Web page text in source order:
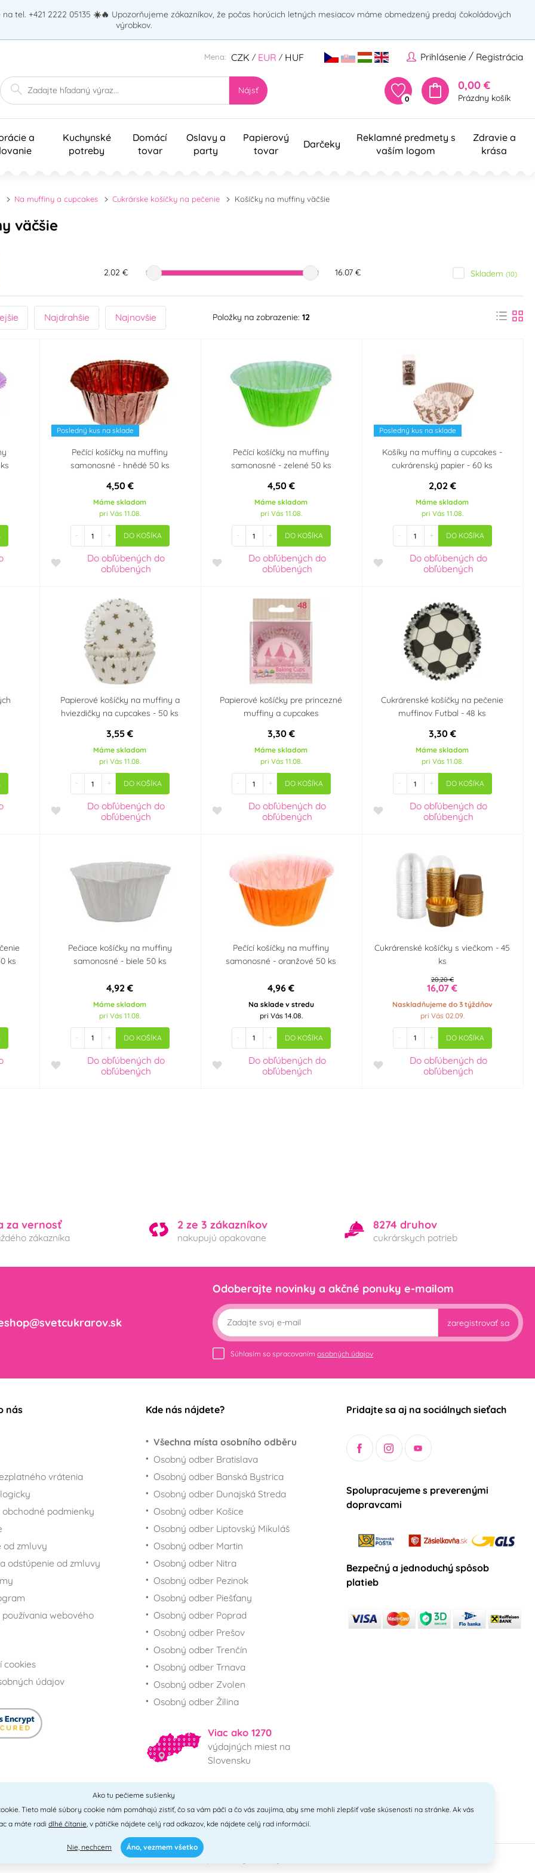
tel. +421 2222 05135 ☀️🔥 Upozorňujeme zákazníkov, že počas horúcich letných mesiacov máme obmedzený predaj čokoládových
výrobkov.
Prihlásenie / Registrácia
Mena: CZK / EUR / HUF
Nájsť
0
0,00 €
Prázdny košík
a
Kuchynské
potreby
Domácí
tovar
Oslavy a
party
Papierový
tovar
Darčeky
Reklamné predmety s
vaším logom
Zdravie a
krása
Na muffiny a cupcakes Cukrárske košíčky na pečenie Košíčky na muffiny väčšie
väčšie
2.02 € 16.07 € Skladem (10)
Najdrahšie Najnovšie Položky na zobrazenie: 12
Posledný kus na sklade
Pečící košíčky na muffiny
samonosné - hnědé 50 ks
4,50 €
Máme skladom
pri Vás 11.08.
- + DO KOŠÍKA
Do obľúbenýchdo
obľúbených
Pečící košíčky na muffiny
samonosné - zelené 50 ks
4,50 €
Máme skladom
pri Vás 11.08.
- + DO KOŠÍKA
Do obľúbenýchdo
obľúbených
Posledný kus na sklade
Košíky na muffiny a cupcakes -
cukrárenský papier - 60 ks
2,02 €
Máme skladom
pri Vás 11.08.
- + DO KOŠÍKA
Do obľúbenýchdo
obľúbených
Papierové košíčky na muffiny a
hviezdičky na cupcakes - 50 ks
3,55 €
Máme skladom
pri Vás 11.08.
- + DO KOŠÍKA
Do obľúbenýchdo
obľúbených
Papierové košíčky pre princezné
muffiny a cupcakes
3,30 €
Máme skladom
pri Vás 11.08.
- + DO KOŠÍKA
Do obľúbenýchdo
obľúbených
Cukrárenské košíčky na pečenie
muffinov Futbal - 48 ks
3,30 €
Máme skladom
pri Vás 11.08.
- + DO KOŠÍKA
Do obľúbenýchdo
obľúbených
ks
Pečiace košíčky na muffiny
samonosné - biele 50 ks
4,92 €
Máme skladom
pri Vás 11.08.
- + DO KOŠÍKA
Do obľúbenýchdo
obľúbených
Pečící košíčky na muffiny
samonosné - oranžové 50 ks
4,96 €
Na sklade v stredu
pri Vás 14.08.
- + DO KOŠÍKA
Do obľúbenýchdo
obľúbených
Cukrárenské košíčky s viečkom - 45
ks
20,20 €
16,07 €
Naskladňujeme do 3 týždňov
pri Vás 02.09.
- + DO KOŠÍKA
Do obľúbenýchdo
obľúbených
za vernosť
zákazníka
2 ze 3 zákazníkov
nakupujú opakovane
8274 druhov
cukrárskych potrieb
Odoberajte novinky a akčné ponuky e-mailom
zaregistrovať sa
Súhlasím so spracovaním osobných údajov
nás
vrátenia
obchodné podmienky
od zmluvy
odstúpenie od zmluvy
webového
cookies
údajov
Kde nás nájdete?
Všechna místa osobního odběru
Osobný odber Bratislava
Osobný odber Banská Bystrica
Osobný odber Dunajská Streda
Osobný odber Košice
Osobný odber Liptovský Mikuláš
Osobný odber Martin
Osobný odber Nitra
Osobný odber Pezinok
Osobný odber Piešťany
Osobný odber Poprad
Osobný odber Prešov
Osobný odber Trenčín
Osobný odber Trnava
Osobný odber Zvolen
Osobný odber Žilina
Viac ako 1270
výdajných miest na
Slovensku
Všetky miesta
Pridajte sa aj na sociálnych sieťach
Spolupracujeme s preverenými
dopravcami
Bezpečný a jednoduchý spôsob
platieb
- 2026 © PNM International s.r.o. • technické riešenieSimplia
Ako tu pečieme sušienky
Tieto malé súbory cookie nám pomáhajú zistiť, čo sa vám páči a čo vás zaujíma, aby sme mohli zlepšiť vaše skúsenosti na stránke. Ak vás
a máte radi dlhé čítanie, v pätičke nájdete celý rad odkazov, kde nájdete celý rad informácií.
Nie, nechcem Áno, vezmem všetko